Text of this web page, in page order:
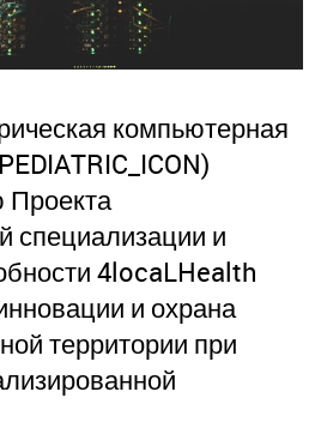
компьютерная
Проекта
специализации и
4locaLHealth
и охрана
территории при